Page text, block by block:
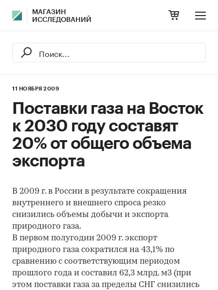
МАГАЗИН
ИССЛЕДОВАНИЙ
11 НОЯБРЯ 2009
Поставки газа на Восток
к 2030 году составят
20% от общего объема
экспорта
В 2009 г. в России в результате сокращения
внутреннего и внешнего спроса резко
снизились объемы добычи и экспорта
природного газа.
В первом полугодии 2009 г. экспорт
природного газа сократился на 43,1% по
сравнению с соответствующим периодом
прошлого года и составил 62,3 млрд. м3 (при
этом поставки газа за пределы СНГ снизились